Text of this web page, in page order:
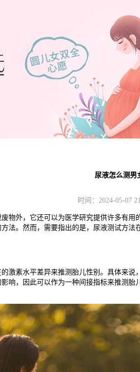
尿液怎么测男
时间：2024-05-07
外，它还可以为医学研究提供许多有用
法。然而，需要指出的是，尿液测试方
素水平差异来推测胎儿性别。具体来说
响，因此可以作为一种间接指标来推测